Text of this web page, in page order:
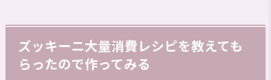
ズッキーニ大量消費レシピを教えても
らったので作ってみる